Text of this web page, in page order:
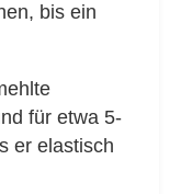
bis ein
für etwa 5-
er elastisch